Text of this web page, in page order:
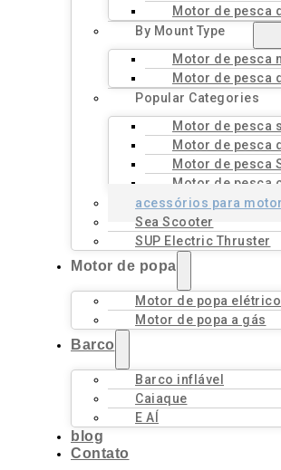
Motor de pesca
By Mount Type
Motor de pesca
Motor de pesca
Popular Categories
Motor de pesca
Motor de pesca
Motor de pesca
Motor de pesca
acessórios para
Sea Scooter
SUP Electric Thruster
Motor de popa
Motor de popa elétrico
Motor de popa a gás
Barco
Barco inflável
Caiaque
E AÍ
blog
Contato